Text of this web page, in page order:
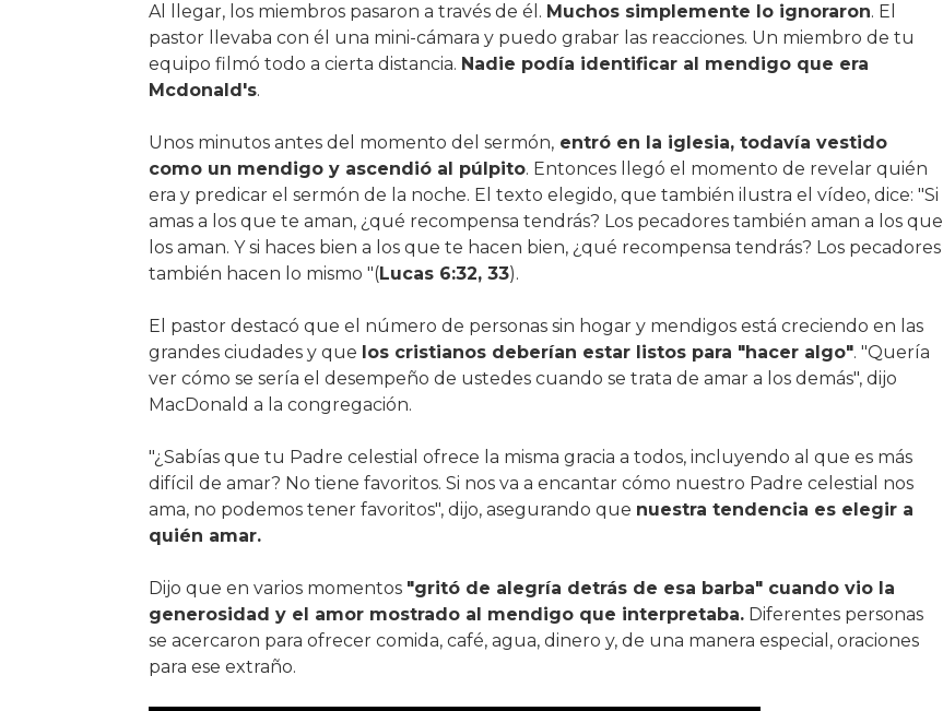
Al llegar, los miembros pasaron a través de él. Muchos simplemente lo ignoraron. El
pastor llevaba con él una mini-cámara y puedo grabar las reacciones. Un miembro de tu
equipo filmó todo a cierta distancia. Nadie podía identificar al mendigo que era
Mcdonald's.
Unos minutos antes del momento del sermón,entró en la iglesia, todavía vestido
como un mendigo y ascendió al púlpito. Entonces llegó el momento de revelar quién
era y predicar el sermón de la noche. El texto elegido, que también ilustra el vídeo, dice: "Si
amas a los que te aman, ¿qué recompensa tendrás? Los pecadores también aman a los que
los aman. Y si haces bien a los que te hacen bien, ¿qué recompensa tendrás? Los pecadores
también hacen lo mismo "(Lucas 6:32, 33).
El pastor destacó que el número de personas sin hogar y mendigos está creciendo en las
grandes ciudades y que los cristianos deberían estar listos para "hacer algo". "Quería
ver cómo se sería el desempeño de ustedes cuando se trata de amar a los demás", dijo
MacDonald a la congregación.
"¿Sabías que tu Padre celestial ofrece la misma gracia a todos, incluyendo al que es más
difícil de amar? No tiene favoritos. Si nos va a encantar cómo nuestro Padre celestial nos
ama, no podemos tener favoritos", dijo, asegurando que nuestra tendencia es elegir a
quién amar.
Dijo que en varios momentos "gritó de alegría detrás de esa barba" cuando vio la
generosidad y el amor mostrado al mendigo que interpretaba.Diferentes personas
se acercaron para ofrecer comida, café, agua, dinero y, de una manera especial, oraciones
para ese extraño.